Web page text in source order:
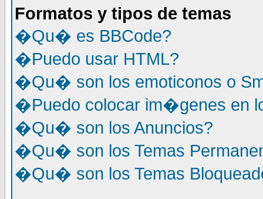
Formatos y tipos de temas
�Qu� es BBCode?
�Puedo usar HTML?
�Qu� son los emoticonos o
�Puedo colocar im�genes en
�Qu� son los Anuncios?
�Qu� son los Temas
�Qu� son los Temas